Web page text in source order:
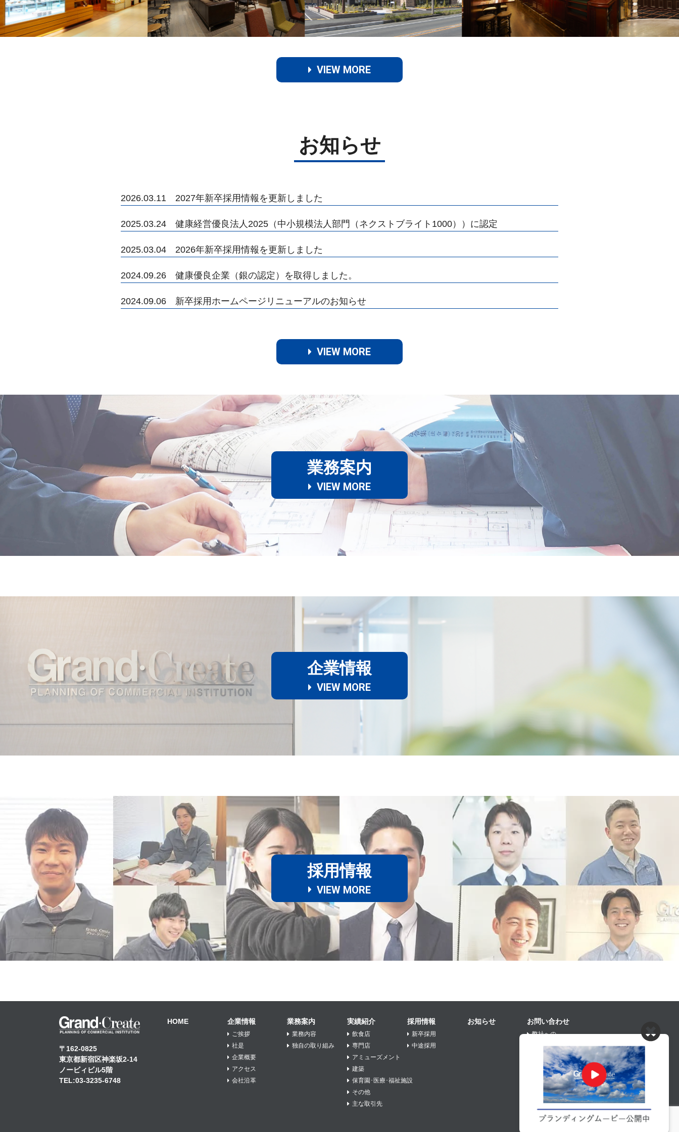
VIEW MORE
お知らせ
2026.03.11 2027年新卒採用情報を更新しました
2025.03.24 健康経営優良法人2025（中小規模法人部門（ネクストブライト1000））に認定
2025.03.04 2026年新卒採用情報を更新しました
2024.09.26 健康優良企業（銀の認定）を取得しました。
2024.09.06 新卒採用ホームページリニューアルのお知らせ
VIEW MORE
業務案内
VIEW MORE
企業情報
VIEW MORE
採用情報
VIEW MORE
〒162-0825
東京都新宿区神楽坂2-14
ノービィビル5階
TEL:03-3235-6748
HOME 企業情報
ご挨拶
社是
企業概要
アクセス
会社沿革
業務案内
業務内容
独自の取り組み
実績紹介
飲食店
専門店
アミューズメント
建築
保育園･医療･福祉施設
その他
主な取引先
採用情報
新卒採用
中途採用
お知らせ お問い合わせ
弊社への
協力業者募集の
お問い合わせの方はこちら
プライバシーポリシー
Copyright © Grand Create, Inc. All rights reserved.